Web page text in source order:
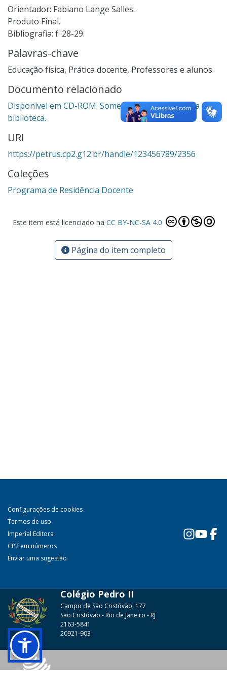
Orientador: Fabiano Lange Salles.
Produto Final.
Bibliografia: f. 28-29.
Palavras-chave
Educação física, Prática docente, Professores e alunos
Documento relacionado
Disponível em CD-ROM. Somente para consulta na
biblioteca.
URI
https://petrus.cp2.g12.br/handle/123456789/2356
Coleções
Programa de Residência Docente
Este item está licenciado na CC BY-NC-SA 4.0
Página do item completo
Configurações de cookies
Termos de uso
Imperial Editora
CP2 em números
Enviar uma sugestão
Colégio Pedro II
Campo de São Cristóvão, 177
São Cristóvão - Rio de Janeiro - RJ
2163-5841
20921-903